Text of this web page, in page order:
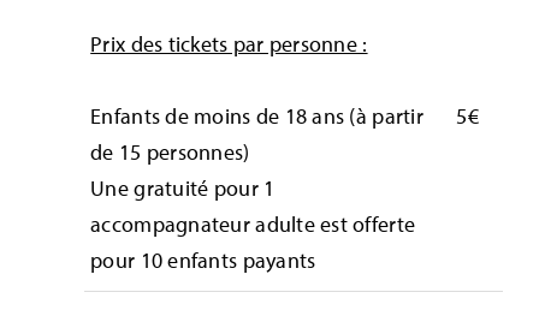
Prix des tickets par personne :
Enfants de moins de 18 ans (à partir
de 15 personnes)
Une gratuité pour 1
accompagnateur adulte est offerte
pour 10 enfants payants
5€